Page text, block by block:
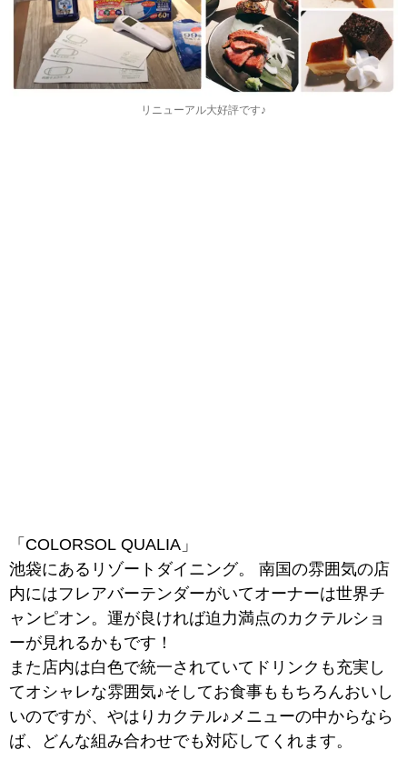
リニューアル大好評です♪
「COLORSOL QUALIA」
池袋にあるリゾートダイニング。 南国の雰囲気の店
内にはフレアバーテンダーがいてオーナーは世界チ
ャンピオン。運が良ければ迫力満点のカクテルショ
ーが見れるかもです！
また店内は白色で統一されていてドリンクも充実し
てオシャレな雰囲気♪そしてお食事ももちろんおいし
いのですが、やはりカクテル♪メニューの中からなら
ば、どんな組み合わせでも対応してくれます。